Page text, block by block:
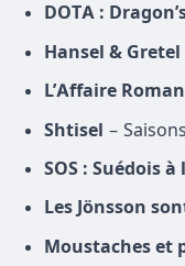
DOTA :
Hansel &
L’Affaire Roman
Shtisel –
SOS : Suédois à
Les Jönsson
Moustaches et